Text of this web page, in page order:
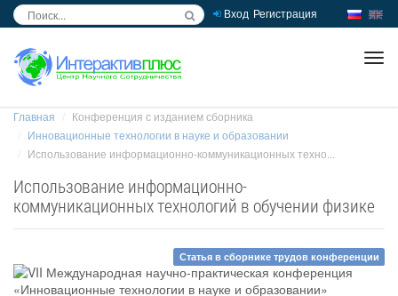
Вход Регистрация
Главная
Конференция с изданием сборника
Инновационные технологии в науке и образовании
Использование информационно-коммуникационных техно...
Использование информационно-
коммуникационных технологий в обучении физике
Статья в сборнике трудов конференции